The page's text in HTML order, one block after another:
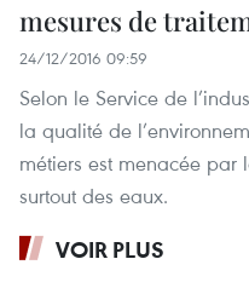
mesures de
24/12/2016 09:59
Selon le Service de
la qualité de
métiers est menacée par
surtout des eaux.
VOIR PLUS